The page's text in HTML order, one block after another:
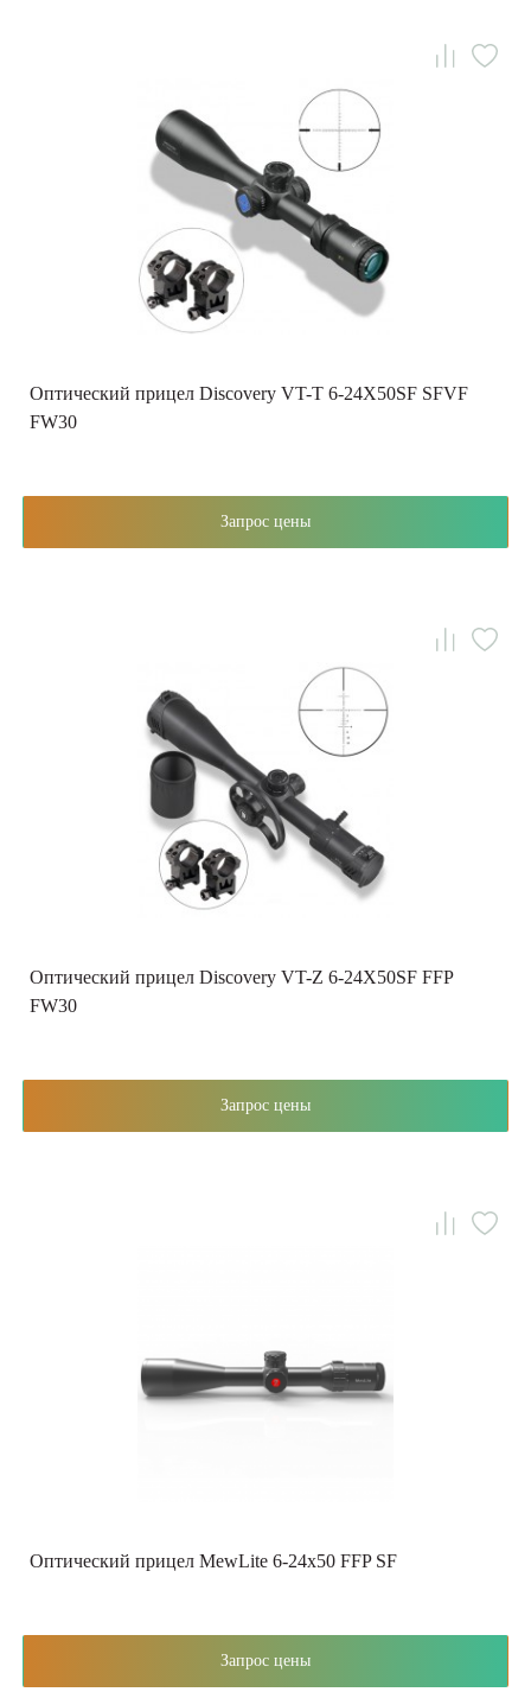
Оптический прицел Discovery VT-T 6-24X50SF SFVF
FW30
Запрос цены
Оптический прицел Discovery VT-Z 6-24X50SF FFP
FW30
Запрос цены
Оптический прицел MewLite 6-24x50 FFP SF
Запрос цены